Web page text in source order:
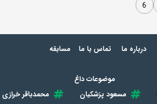
6
درباره ما تماس با ما مسابقه
موضوعات داغ
مسعود پزشکیان محمدباقر خرازی